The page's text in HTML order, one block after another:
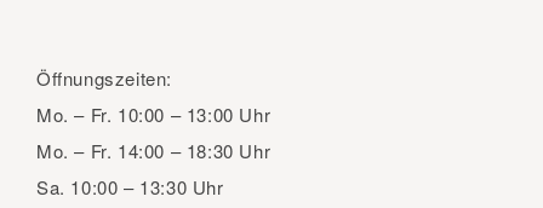
Öffnungszeiten:
Mo. – Fr. 10:00 – 13:00 Uhr
Mo. – Fr. 14:00 – 18:30 Uhr
Sa. 10:00 – 13:30 Uhr